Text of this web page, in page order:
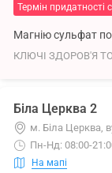
Термін придатності
Магнію сульфат
КЛЮЧІ ЗДОРОВ'Я
Біла Церква 2
м. Біла Церква,
Пн-Нд: 08:00-
На мапі